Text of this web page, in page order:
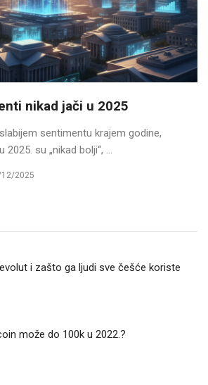
nikad jači u 2025
sentimentu krajem godine,
su „nikad bolji“, ...
2025
i zašto ga ljudi sve češće koriste
može do 100k u 2022.?